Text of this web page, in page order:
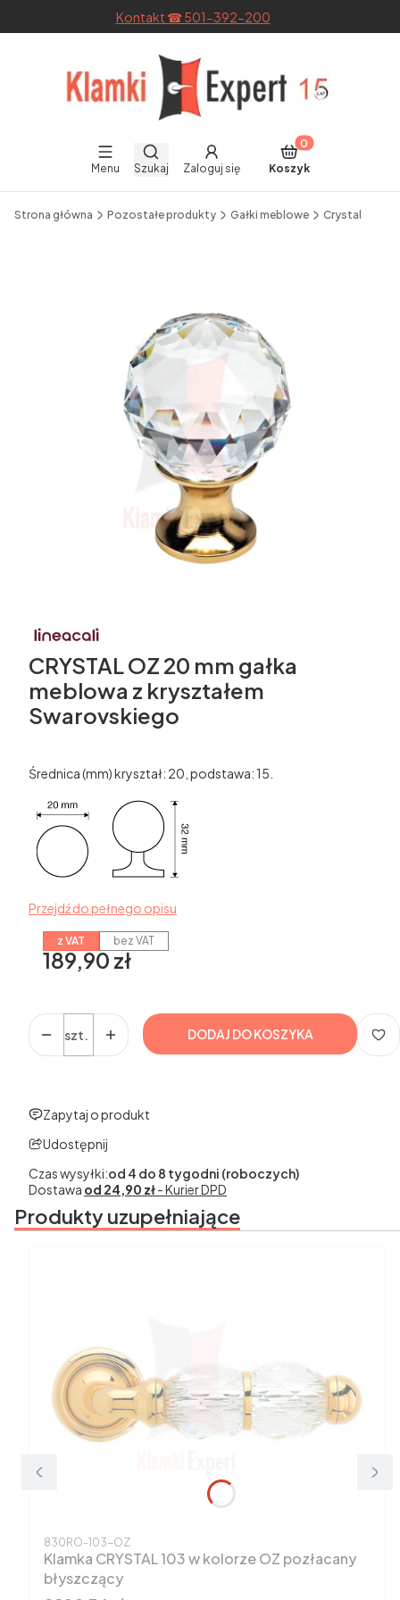
Kontakt ☎ 501-392-200
Menu
Otwórz wyszukiwarkę
Szukaj Zaloguj się
Produkty w
Koszyk
Strona główna Pozostałe produkty Gałki meblowe Crystal
CRYSTAL OZ 20 mm gałka
meblowa z kryształem
Swarovskiego
Średnica (mm) kryształ: 20, podstawa: 15.
Przejdź do pełnego opisu
z VAT bez VAT
Cena
189,90 zł
w tym 23% VAT
w tym23%
Ilość
szt.
DODAJ DO KOSZYKA
Zapytaj o produkt
Udostępnij
Czas wysyłki:od 4 do 8 tygodni (roboczych)
Dostawa od 24,90 zł- Kurier DPD
Produkty uzupełniające
Kod produktu
830RO-103-OZ
Klamka CRYSTAL 103 w kolorze OZ pozłacany
błyszczący